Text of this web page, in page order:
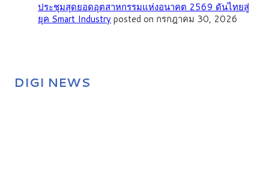
ประชุมสุดยอดอุตสาหกรรมแห่งอนาคต 2569 ดันไทยสู่
ยุค Smart Industryposted on กรกฎาคม 30, 2026
DIGI NEWS